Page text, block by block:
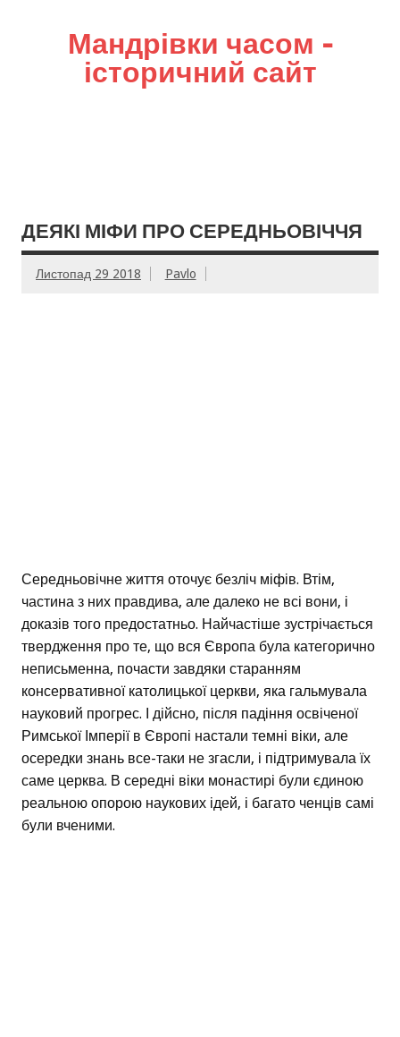
Мандрівки часом –
історичний сайт
ДЕЯКІ МІФИ ПРО СЕРЕДНЬОВІЧЧЯ
Листопад 29 2018 Pavlo
Середньовічне життя оточує безліч міфів. Втім,
частина з них правдива, але далеко не всі вони, і
доказів того предостатньо. Найчастіше зустрічається
твердження про те, що вся Європа була категорично
неписьменна, почасти завдяки старанням
консервативної католицької церкви, яка гальмувала
науковий прогрес. І дійсно, після падіння освіченої
Римської Імперії в Європі настали темні віки, але
осередки знань все-таки не згасли, і підтримувала їх
саме церква. В середні віки монастирі були єдиною
реальною опорою наукових ідей, і багато ченців самі
були вченими.